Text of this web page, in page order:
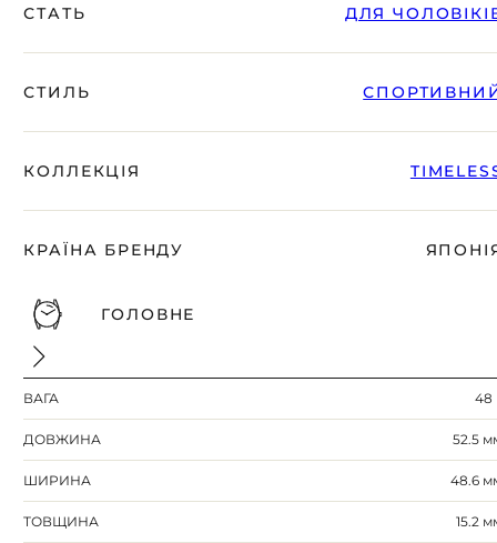
СТАТЬ ДЛЯ
СТИЛЬ
КОЛЛЕКЦІЯ
КРАЇНА БРЕНДУ
ГОЛОВНЕ
ВАГА 48
ДОВЖИНА 52.5
ШИРИНА 48.6
ТОВЩИНА 15.2